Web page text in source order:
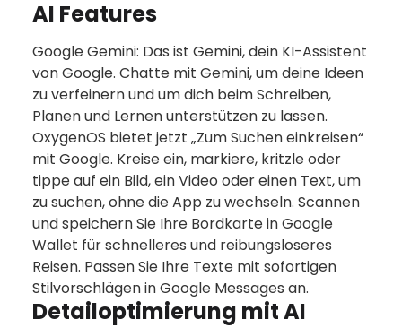
AI Features
Google Gemini: Das ist Gemini, dein KI-Assistent
von Google. Chatte mit Gemini, um deine Ideen
zu verfeinern und um dich beim Schreiben,
Planen und Lernen unterstützen zu lassen.
OxygenOS bietet jetzt „Zum Suchen einkreisen“
mit Google. Kreise ein, markiere, kritzle oder
tippe auf ein Bild, ein Video oder einen Text, um
zu suchen, ohne die App zu wechseln. Scannen
und speichern Sie Ihre Bordkarte in Google
Wallet für schnelleres und reibungsloseres
Reisen. Passen Sie Ihre Texte mit sofortigen
Stilvorschlägen in Google Messages an.
Detailoptimierung mit AI